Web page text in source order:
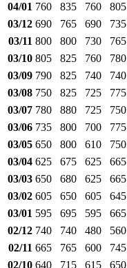
04/01 760 835 760 805
03/12 690 765 690 735
03/11 800 800 730 765
03/10 805 825 760 780
03/09 790 825 740 740
03/08 750 825 725 775
03/07 780 880 725 750
03/06 735 800 700 775
03/05 650 800 610 750
03/04 625 675 625 665
03/03 650 680 625 665
03/02 605 650 605 645
03/01 595 695 595 665
02/12 740 740 480 560
02/11 665 765 600 745
02/10 640 715 615 650